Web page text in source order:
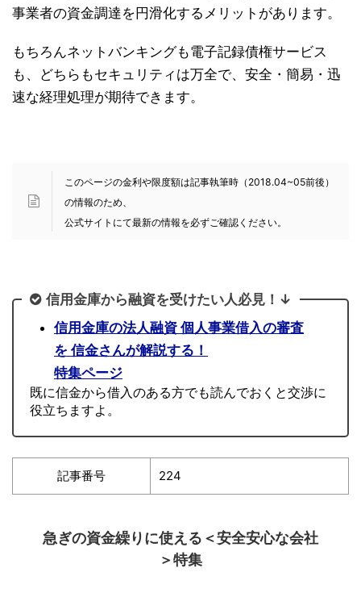
事業者の資金調達を円滑化するメリットがあります。
もちろんネットバンキングも電子記録債権サービス
も、どちらもセキュリティは万全で、安全・簡易・迅
速な経理処理が期待できます。
このページの金利や限度額は記事執筆時（2018.04~05前後）
の情報のため、
公式サイトにて最新の情報を必ずご確認ください。
信用金庫から融資を受けたい人必見！↓
信用金庫の法人融資 個人事業借入の審査
を 信金さんが解説する！
特集ページ
既に信金から借入のある方でも読んでおくと交渉に
役立ちますよ。
記事番号 224
急ぎの資金繰りに使える＜安全安心な会社
＞特集